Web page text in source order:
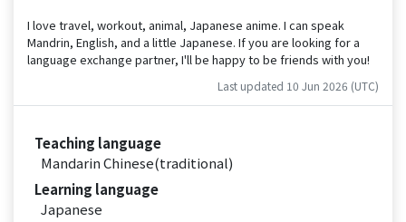
I love travel, workout, animal, Japanese anime. I can speak
Mandrin, English, and a little Japanese. If you are looking for a
language exchange partner, I'll be happy to be friends with you!
Last updated 10 Jun 2026 (UTC)
Teaching language
Mandarin Chinese(traditional)
Learning language
Japanese